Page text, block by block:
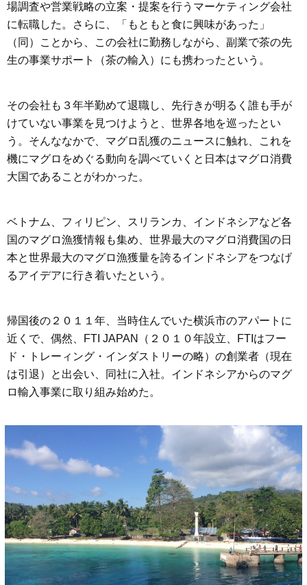
場調査や営業戦略の立案・提案を行うマーケティング会社
に転職した。さらに、「もともと食に興味があった」
（同）ことから、この会社に勤務しながら、副業で茶の先
生の事業サポート（茶の輸入）にも携わったという。
その会社も３年半勤めて退職し、先行きが明るく誰も手が
けていない事業を見つけようと、世界各地を巡ったとい
う。そんななかで、マグロ乱獲のニュースに触れ、これを
機にマグロをめぐる動向を調べていくと日本はマグロ消費
大国であることがわかった。
ベトナム、フィリピン、スリランカ、インドネシアなど各
国のマグロ漁獲情報も集め、世界最大のマグロ消費国の日
本と世界最大のマグロ漁獲量を誇るインドネシアをつなげ
るアイデアに行き着いたという。
帰国後の２０１１年、当時住んでいた横浜市のアパートに
近くで、偶然、FTI JAPAN（２０１０年設立、FTIはフー
ド・トレーィング・インダストリーの略）の創業者（現在
は引退）と出会い、同社に入社。インドネシアからのマグ
ロ輸入事業に取り組み始めた。